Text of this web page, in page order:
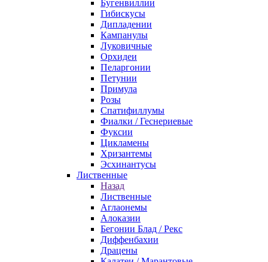
Бугенвиллии
Гибискусы
Дипладении
Кампанулы
Луковичные
Орхидеи
Пеларгонии
Петунии
Примула
Розы
Спатифиллумы
Фиалки / Геснериевые
Фуксии
Цикламены
Хризантемы
Эсхинантусы
Лиственные
Назад
Лиственные
Аглаонемы
Алоказии
Бегонии Блад / Рекс
Диффенбахии
Драцены